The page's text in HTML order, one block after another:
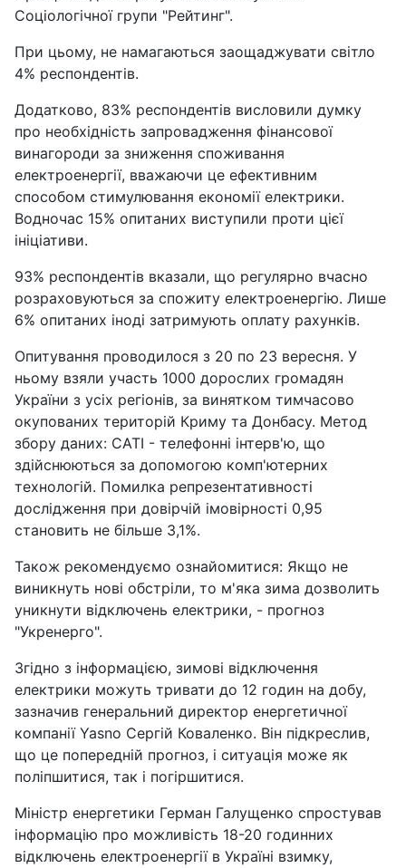
Соціологічної групи "Рейтинг".
При цьому, не намагаються заощаджувати світло
4% респондентів.
Додатково, 83% респондентів висловили думку
про необхідність запровадження фінансової
винагороди за зниження споживання
електроенергії, вважаючи це ефективним
способом стимулювання економії електрики.
Водночас 15% опитаних виступили проти цієї
ініціативи.
93% респондентів вказали, що регулярно вчасно
розраховуються за спожиту електроенергію. Лише
6% опитаних іноді затримують оплату рахунків.
Опитування проводилося з 20 по 23 вересня. У
ньому взяли участь 1000 дорослих громадян
України з усіх регіонів, за винятком тимчасово
окупованих територій Криму та Донбасу. Метод
збору даних: CATI - телефонні інтерв'ю, що
здійснюються за допомогою комп'ютерних
технологій. Помилка репрезентативності
дослідження при довірчій імовірності 0,95
становить не більше 3,1%.
Також рекомендуємо ознайомитися: Якщо не
виникнуть нові обстріли, то м'яка зима дозволить
уникнути відключень електрики, - прогноз
"Укренерго".
Згідно з інформацією, зимові відключення
електрики можуть тривати до 12 годин на добу,
зазначив генеральний директор енергетичної
компанії Yasno Сергій Коваленко. Він підкреслив,
що це попередній прогноз, і ситуація може як
поліпшитися, так і погіршитися.
Міністр енергетики Герман Галущенко спростував
інформацію про можливість 18-20 годинних
відключень електроенергії в Україні взимку,